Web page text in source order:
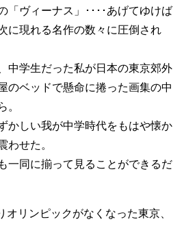
「ヴィーナス」････あげてゆけば
に現れる名作の数々に圧倒され
中学生だった私が日本の東京郊外
のベッドで懸命に捲った画集の中
。
かしい我が中学時代をもはや懐か
わせた。
一同に揃って見ることができるだ
リンピックがなくなった東京、